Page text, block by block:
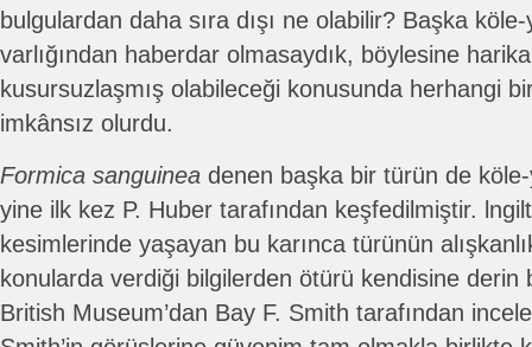
bulgulardan daha sıra dışı ne olabilir? Başka köle-
varlığından haberdar olmasaydık, böylesine
kusursuzlaşmış olabileceği konusunda herhangi
imkânsız olurdu.
Formica sanguinea denen başka bir türün de köle-
yine ilk kez P. Huber tarafından keşfedilmiştir.
kesimlerinde yaşayan bu karınca türünün
konularda verdiği bilgilerden ötürü kendisine
British Museum’dan Bay F. Smith tarafından